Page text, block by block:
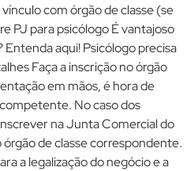
com órgão de classe (se
PJ para psicólogo É vantajoso
aqui! Psicólogo precisa
Faça a inscrição no órgão
em mãos, é hora de
No caso dos
na Junta Comercial do
de classe correspondente.
a legalização do negócio e a